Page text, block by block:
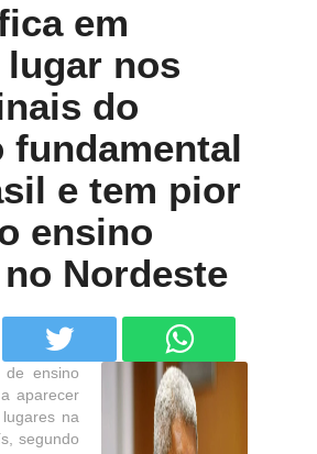
em
nos
do
fundamental
e tem pior
ensino
Nordeste
de ensino
aparecer
na
segundo